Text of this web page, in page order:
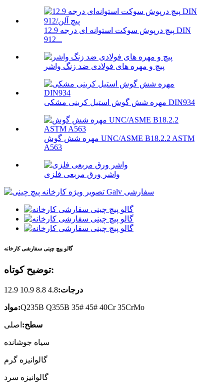
پیچ درپوش سوکت استوانه ای درجه 12.9 DIN
912...
پیچ و مهره های فولادی ضد زنگ واشر
مهره شش گوش استیل کربنی مشکی DIN934
مهره شش گوش UNC/ASME B18.2.2 ASTM
A563
واشر ورق مربعی فلزی
گالو پیچ چینی سفارشی کارخانه
توضیح کوتاه:
درجات:4.8 8.8 10.9 12.9
مواد:Q235B Q355B 35# 45# 40Cr 35CrMo
سطح: اصلی
سیاه جوشانده
گالوانیزه گرم
گالوانیزه سرد